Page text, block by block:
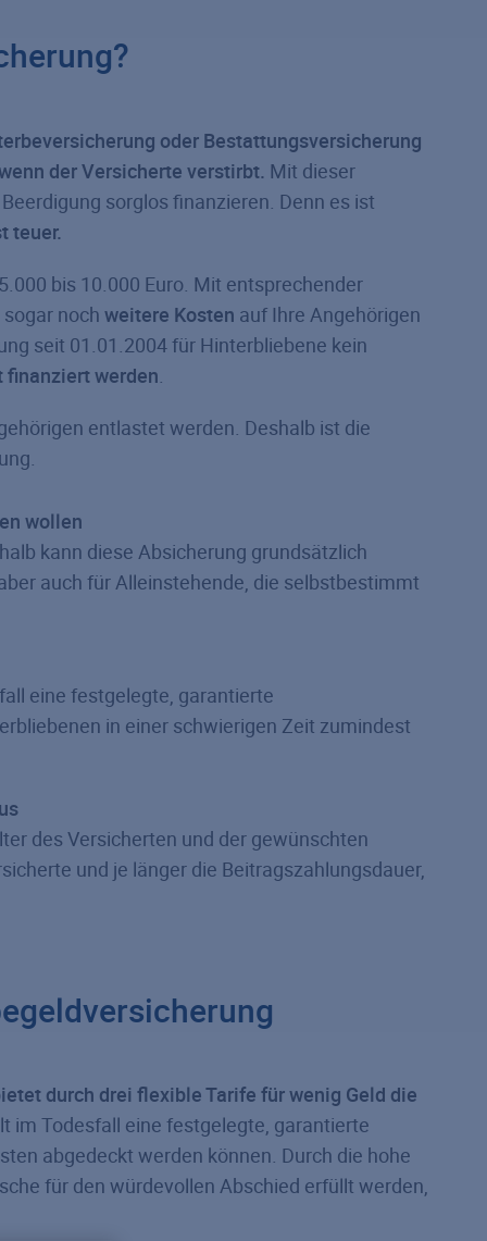
oder Bestattungsversicherung
der Versicherte verstirbt. Mit dieser
sorglos finanzieren. Denn es ist
teuer.
bis 10.000 Euro. Mit entsprechender
noch weitere Kosten auf Ihre Angehörigen
seit 01.01.2004 für Hinterbliebene kein
finanziert werden
entlastet werden. Deshalb ist die
wollen
kann diese Absicherung grundsätzlich
auch für Alleinstehende, die selbstbestimmt
eine festgelegte, garantierte
in einer schwierigen Zeit zumindest
des Versicherten und der gewünschten
und je länger die Beitragszahlungsdauer,
durch drei flexible Tarife für wenig Geld die
im Todesfall eine festgelegte, garantierte
abgedeckt werden können. Durch die hohe
für den würdevollen Abschied erfüllt werden,